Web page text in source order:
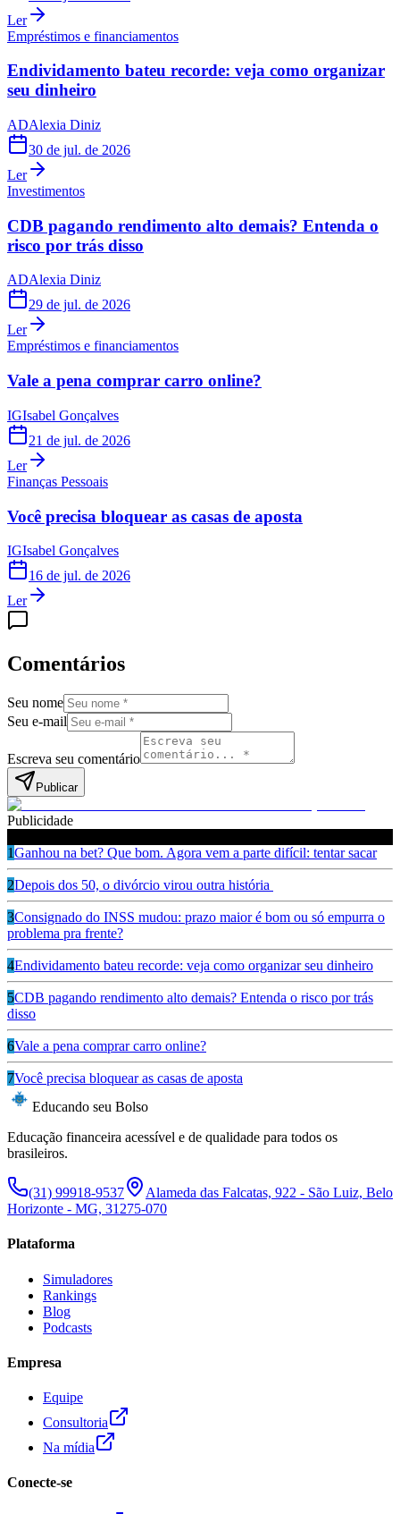
Ler
Empréstimos e financiamentos
Endividamento bateu recorde: veja como organizar
seu dinheiro
ADAlexia Diniz
30 de jul. de 2026
Ler
Investimentos
CDB pagando rendimento alto demais? Entenda o
risco por trás disso
ADAlexia Diniz
29 de jul. de 2026
Ler
Empréstimos e financiamentos
Vale a pena comprar carro online?
IGIsabel Gonçalves
21 de jul. de 2026
Ler
Finanças Pessoais
Você precisa bloquear as casas de aposta
IGIsabel Gonçalves
16 de jul. de 2026
Ler
Comentários
Seu nome
Seu e-mail
Escreva seu comentário
Publicar
Publicidade
1Ganhou na bet? Que bom. Agora vem a parte difícil: tentar sacar
2Depois dos 50, o divórcio virou outra história
3Consignado do INSS mudou: prazo maior é bom ou só empurra o
problema pra frente?
4Endividamento bateu recorde: veja como organizar seu dinheiro
5CDB pagando rendimento alto demais? Entenda o risco por trás
disso
6Vale a pena comprar carro online?
7Você precisa bloquear as casas de aposta
Educando seu Bolso
Educação financeira acessível e de qualidade para todos os
brasileiros.
(31) 99918-9537
Alameda das Falcatas, 922 - São Luiz, Belo
Horizonte - MG, 31275-070
Plataforma
Simuladores
Rankings
Blog
Podcasts
Empresa
Equipe
Consultoria
Na mídia
Conecte-se